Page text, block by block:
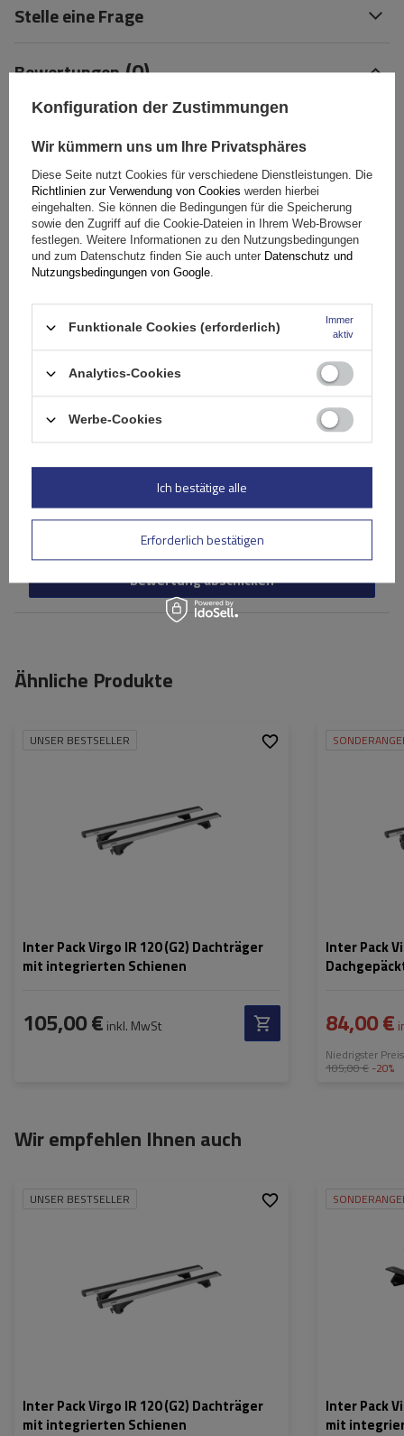
Stelle eine Frage
Bewertungen(0)
Ihre Bewertung schreiben
Ihre Note:
5/5
Inhalt Ihrer Bewertung
Ihr Produktfoto hinzufügen:
Ihre E-Mail-Adresse
Bewertung abschicken
Ähnliche Produkte
UNSER BESTSELLER
Inter Pack Virgo IR 120 (G2) Dachträger
mit integrierten Schienen
105,00 € inkl. MwSt
Inter Pack
84,00 €
Niedrigster
105,00 € -20%
Wir empfehlen Ihnen auch
UNSER BESTSELLER
Inter Pack Virgo IR 120 (G2) Dachträger
mit integrierten Schienen
Inter Pack
mit
Konfiguration der Zustimmungen
Wir kümmern uns um Ihre Privatsphäres
Diese Seite nutzt Cookies für verschiedene Dienstleistungen. Die
Richtlinien zur Verwendung von Cookies werden hierbei
eingehalten. Sie können die Bedingungen für die Speicherung
sowie den Zugriff auf die Cookie-Dateien in Ihrem Web-Browser
festlegen. Weitere Informationen zu den Nutzungsbedingungen
und zum Datenschutz finden Sie auch unter Datenschutz und
Nutzungsbedingungen von Google.
Funktionale Cookies (erforderlich)
Immer
aktiv
Analytics-Cookies
Werbe-Cookies
Erforderlich bestätigen
Ich bestätige alle